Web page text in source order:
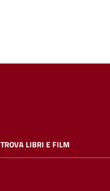
TROVA LIBRI E FILM